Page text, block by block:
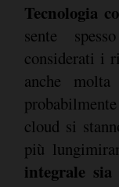
Tecnologia
sente
considerati i
anche
cloud si
più
integrale